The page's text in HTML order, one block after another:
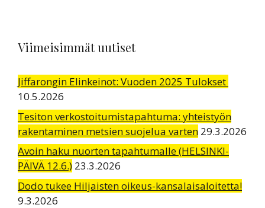
Viimeisimmät uutiset
Jiffarongin Elinkeinot: Vuoden 2025 Tulokset
10.5.2026
Tesiton verkostoitumistapahtuma: yhteistyön
rakentaminen metsien suojelua varten 29.3.2026
Avoin haku nuorten tapahtumalle (HELSINKI-
PÄIVÄ 12.6.) 23.3.2026
Dodo tukee Hiljaisten oikeus-kansalaisaloitetta!
9.3.2026